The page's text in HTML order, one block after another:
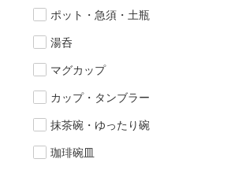
ポット・急須・土瓶
湯呑
マグカップ
カップ・タンブラー
抹茶碗・ゆったり碗
珈琲碗皿